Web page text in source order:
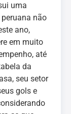
uma
não
ano,
em muito
até
da
seu setor
gols e